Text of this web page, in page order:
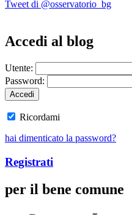
Tweet di @osservatorio_bg
Accedi al blog
Utente:
Password:
Ricordami
hai dimenticato la password?
Registrati
per il bene comune